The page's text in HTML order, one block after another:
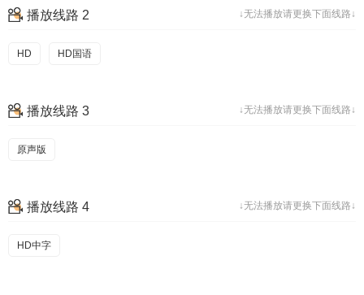
↓无法播放请更换下面线路↓
播放线路 2
HD HD国语
↓无法播放请更换下面线路↓
播放线路 3
原声版
↓无法播放请更换下面线路↓
播放线路 4
HD中字